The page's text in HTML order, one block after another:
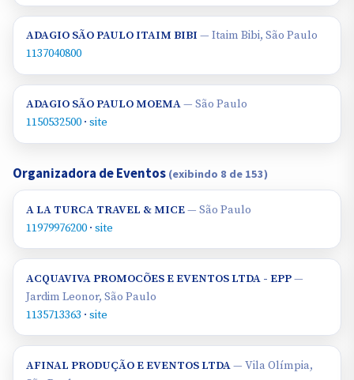
ADAGIO SÃO PAULO ITAIM BIBI — Itaim Bibi, São Paulo
1137040800
ADAGIO SÃO PAULO MOEMA— São Paulo
1150532500 · site
Organizadora de Eventos (exibindo 8 de 153)
A LA TURCA TRAVEL & MICE— São Paulo
11979976200 · site
ACQUAVIVA PROMOCÕES E EVENTOS LTDA - EPP—
Jardim Leonor, São Paulo
1135713363 · site
AFINAL PRODUÇÃO E EVENTOS LTDA— Vila Olímpia,